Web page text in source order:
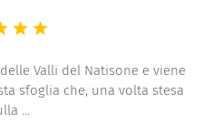
Valli del Natisone e viene
sfoglia che, una volta stesa
...